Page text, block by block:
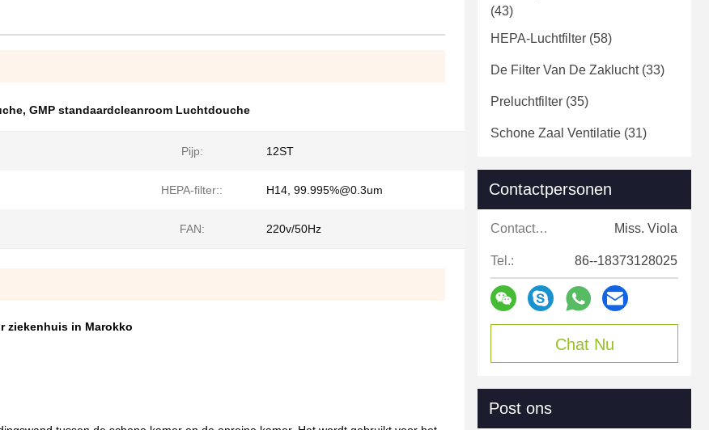
, GMP standaardcleanroom Luchtdouche
Pijp: 12ST
HEPA-filter:: H14, 99.995%@0.3um
FAN: 220v/50Hz
ziekenhuis in Marokko
(43)
HEPA-Luchtfilter (58)
De Filter Van De Zaklucht(33)
Preluchtfilter (35)
Schone Zaal Ventilatie (31)
Contactpersonen
Contactpersonen: Miss. Viola
Tel.: 86--18373128025
Chat Nu
Post ons